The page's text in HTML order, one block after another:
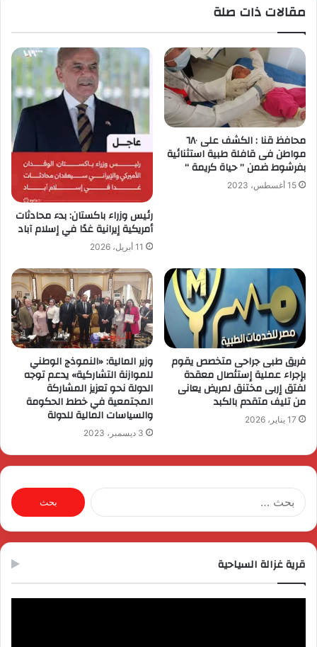
مقالات ذات صلة
محافظ قنا : الكشف على ٦٨٠
مواطن فى قافلة طبية استثنائية
بفرشوط ضمن ” حياة كريمة “
15 أغسطس، 2023
رئيس وزراء باكستان: بدء محادثات
أمريكية إيرانية غدًا في إسلام آباد
11 أبريل، 2026
فريق طبى جراحى متخصص يقوم
بإجراء عملية إستئصال معقدة
لفتق إربى مختنق لمريض يعانى
من تليف متقدم بالكبد
17 يناير، 2026
وزير المالية: «النموذج الوطني
للموازنة التشاركية» يدعم توجه
الدولة نحو تعزيز المشاركة
المجتمعية في خطط الحكومة
والسياسات المالية للدولة
3 ديسمبر، 2023
البحث
عن:
قرية غزالة السياحية